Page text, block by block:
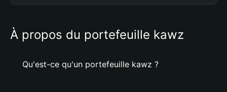
À propos du portefeuille kawz
Qu'est-ce qu'un portefeuille kawz ?